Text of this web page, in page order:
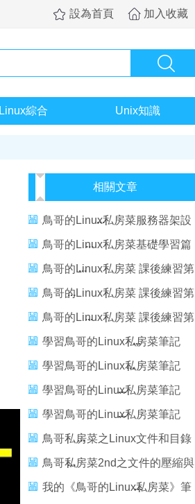
設為首頁 加入收藏
Linux綜合 Unix知識
相關文章
鳥哥的Linux私房菜服務器架設
篇(第三版)
鳥哥的Linux私房菜基礎學習篇
(第三版)
鳥哥的Linux私房菜 課後練習第
十一章
鳥哥的Linux私房菜 課後練習第
九章
鳥哥的Linux私房菜 課後練習第
二~六章
學習鳥哥的Linux私房菜筆記
（10）——bash2
學習鳥哥的Linux私房菜筆記
（9）——bash1
學習鳥哥的Linux私房菜筆記
（4）——文件
學習鳥哥的Linux私房菜筆記
（5）——目錄
鳥哥私房菜之Linux文件和目錄
管理-4
鳥哥私房菜2nd之文件的壓縮與
打包
我的《鳥哥的Linux私房菜》筆